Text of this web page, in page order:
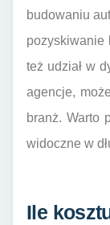
budowaniu
pozyskiwanie
też udział w
agencje,
branż. Warto
widoczne w
Ile